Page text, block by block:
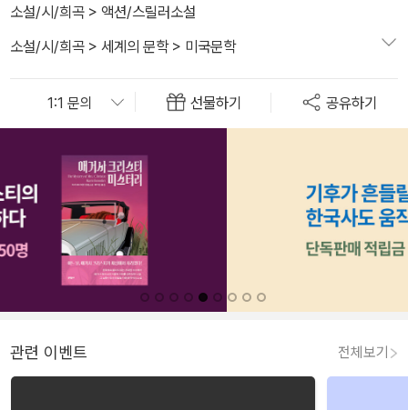
소설/시/희곡 > 액션/스릴러소설
소설/시/희곡 > 세계의 문학> 미국문학
선물하기 공유하기
관련 이벤트 전체보기